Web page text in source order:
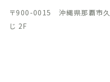
〒900-0015 沖縄県那覇市久
じ 2F